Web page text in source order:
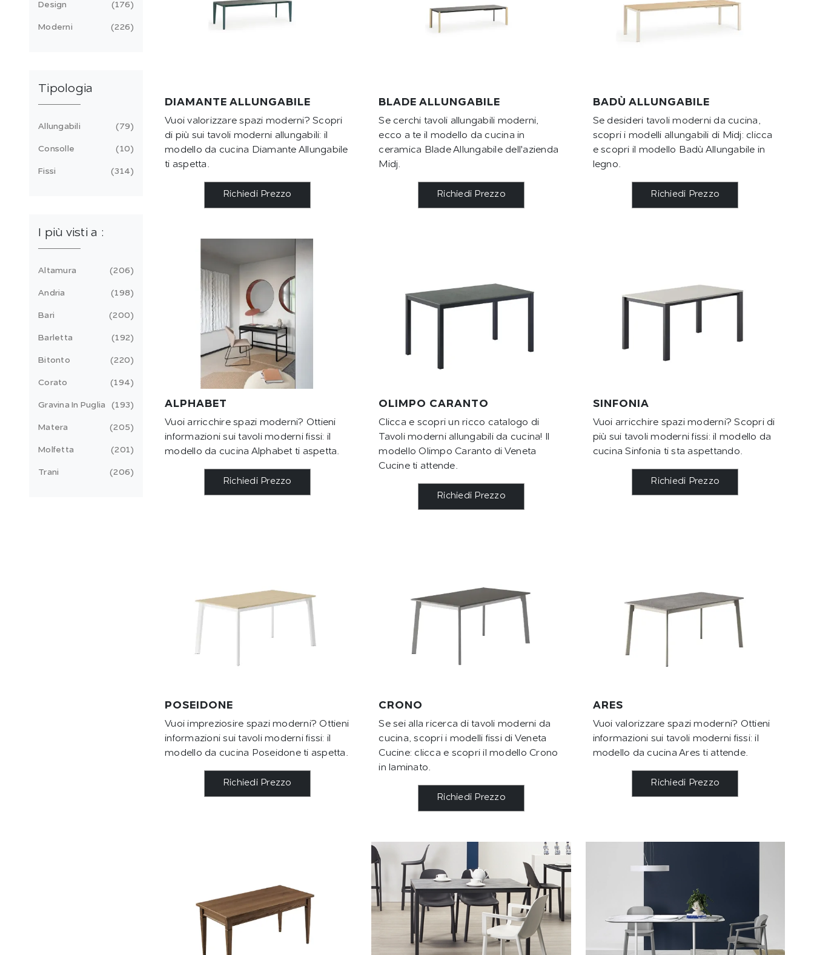
DIAMANTE ALLUNGABILE
Vuoi valorizzare spazi moderni? Scopri
di più sui tavoli moderni allungabili: il
modello da cucina Diamante Allungabile
ti aspetta.
Richiedi Prezzo
BLADE ALLUNGABILE
Se cerchi tavoli allungabili moderni,
ecco a te il modello da cucina in
ceramica Blade Allungabile dell'azienda
Midj.
Richiedi Prezzo
BADÙ ALLUNGABILE
Se desideri tavoli moderni da cucina,
scopri i modelli allungabili di Midj: clicca
e scopri il modello Badù Allungabile in
legno.
Richiedi Prezzo
ALPHABET
Vuoi arricchire spazi moderni? Ottieni
informazioni sui tavoli moderni fissi: il
modello da cucina Alphabet ti aspetta.
Richiedi Prezzo
OLIMPO CARANTO
Clicca e scopri un ricco catalogo di
Tavoli moderni allungabili da cucina! Il
modello Olimpo Caranto di Veneta
Cucine ti attende.
Richiedi Prezzo
SINFONIA
Vuoi arricchire spazi moderni? Scopri di
più sui tavoli moderni fissi: il modello da
cucina Sinfonia ti sta aspettando.
Richiedi Prezzo
POSEIDONE
Vuoi impreziosire spazi moderni? Ottieni
informazioni sui tavoli moderni fissi: il
modello da cucina Poseidone ti aspetta.
Richiedi Prezzo
CRONO
Se sei alla ricerca di tavoli moderni da
cucina, scopri i modelli fissi di Veneta
Cucine: clicca e scopri il modello Crono
in laminato.
Richiedi Prezzo
ARES
Vuoi valorizzare spazi moderni? Ottieni
informazioni sui tavoli moderni fissi: il
modello da cucina Ares ti attende.
Richiedi Prezzo
Design 176
Moderni 226
Tipologia
Allungabili 79
Consolle 10
Fissi 314
I più visti a :
Altamura 206
Andria 198
Bari 200
Barletta 192
Bitonto 220
Corato 194
Gravina In Puglia 193
Matera 205
Molfetta 201
Trani 206